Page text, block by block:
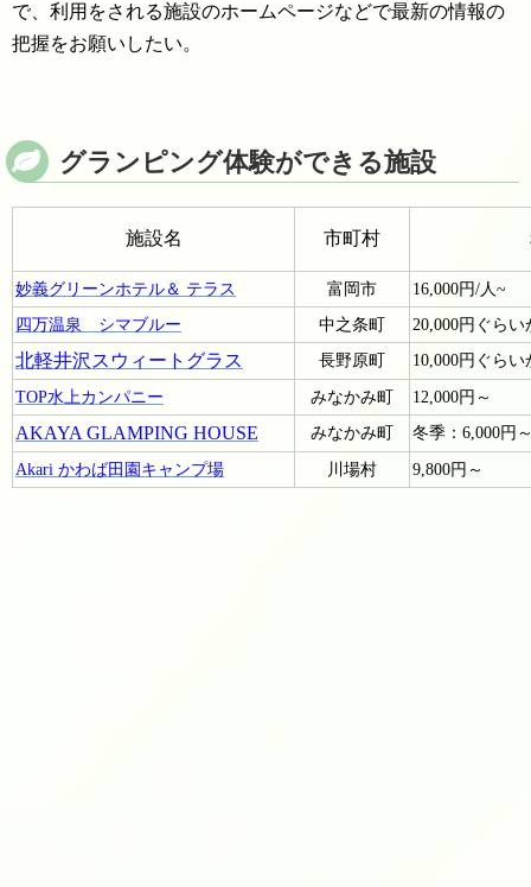
で、利用をされる施設のホームページなどで最新の情報の
把握をお願いしたい。
グランピング体験ができる施設
施設名 市町村
妙義グリーンホテル＆ テラス 富岡市
16,000円/人~
四万温泉 シマブルー
中之条町 20,000円ぐらい
北軽井沢スウィートグラス 長野原町 10,000円ぐらい
TOP水上カンパニー みなかみ町 12,000円～
AKAYA GLAMPING HOUSE みなかみ町 冬季：6,000円
Akari かわば田園キャンプ場 川場村 9,800円～